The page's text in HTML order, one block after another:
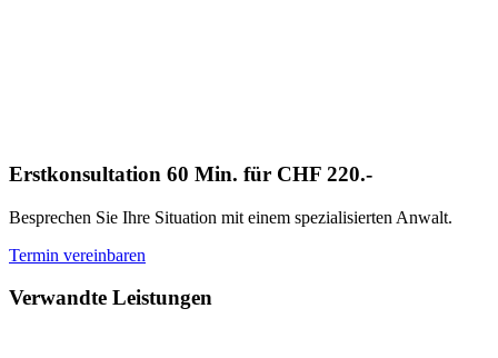
Erstkonsultation 60 Min. für CHF 220.-
Besprechen Sie Ihre Situation mit einem spezialisierten Anwalt.
Termin vereinbaren
Verwandte Leistungen